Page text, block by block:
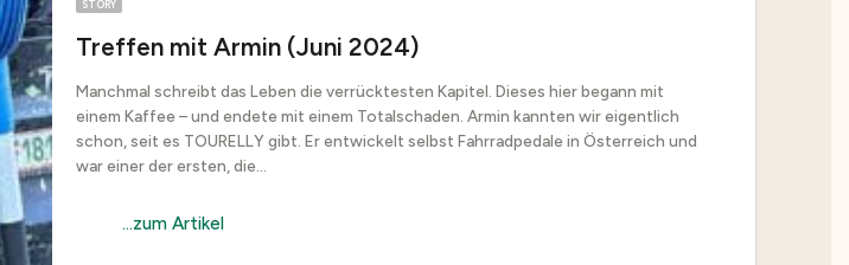
STORY
Treffen mit Armin (Juni 2024)
Manchmal schreibt das Leben die verrücktesten Kapitel. Dieses hier begann mit
einem Kaffee – und endete mit einem Totalschaden. Armin kannten wir eigentlich
schon, seit es TOURELLY gibt. Er entwickelt selbst Fahrradpedale in Österreich und
war einer der ersten, die...
...zum Artikel